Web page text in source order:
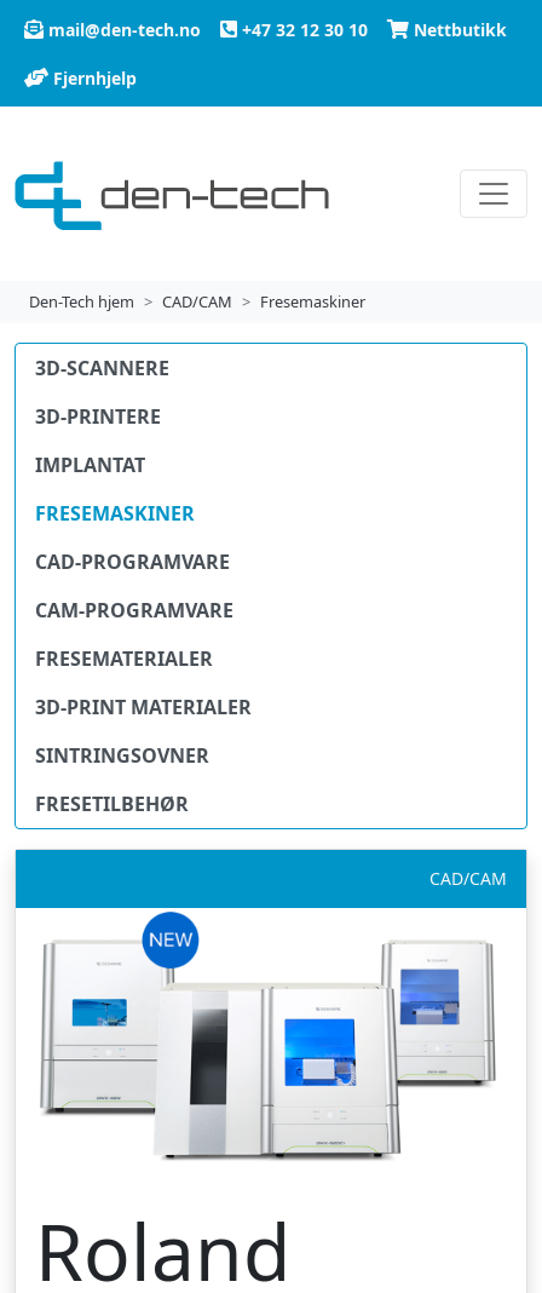
mail@den-tech.no +47 32 12 30 10 Nettbutikk
Fjernhjelp
Den-Tech hjem CAD/CAM Fresemaskiner
3D-SCANNERE
3D-PRINTERE
IMPLANTAT
FRESEMASKINER
CAD-PROGRAMVARE
CAM-PROGRAMVARE
FRESEMATERIALER
3D-PRINT MATERIALER
SINTRINGSOVNER
FRESETILBEHØR
CAD/CAM
Roland